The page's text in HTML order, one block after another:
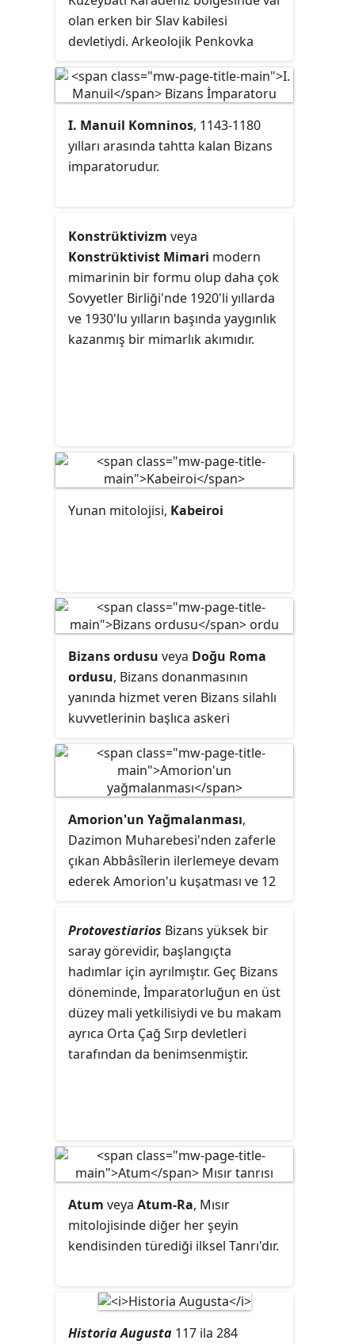
yorucu savaşlar iki rakip arasında
en son olarak Bizans İmparatorluğu
MS 627'de yapılan savaş ile sona
erdi ve bunu 632'den itibaren her iki
imparatorluğun topraklarının
büyük bölümünü ele geçiren
Müslüman Arapların akınları izledi.
olan erken bir Slav kabilesi
devletiydi. Arkeolojik Penkovka
I. Manuil Komninos, 1143-1180
yılları arasında tahtta kalan Bizans
imparatorudur.
Konstrüktivizm veya
Konstrüktivist Mimari modern
mimarinin bir formu olup daha çok
Sovyetler Birliği'nde 1920'li yıllarda
ve 1930'lu yılların başında yaygınlık
kazanmış bir mimarlık akımıdır.
Yunan mitolojisi, Kabeiroi
Bizans ordusu veya Doğu Roma
ordusu, Bizans donanmasının
yanında hizmet veren Bizans silahlı
kuvvetlerinin başlıca askeri
Amorion'un Yağmalanması,
Dazimon Muharebesi'nden zaferle
çıkan Abbâsîlerin ilerlemeye devam
ederek Amorion'u kuşatması ve 12
geçirerek yağmalaması olayı.
Protovestiarios Bizans yüksek bir
saray görevidir, başlangıçta
hadımlar için ayrılmıştır. Geç Bizans
döneminde, İmparatorluğun en üst
düzey mali yetkilisiydi ve bu makam
ayrıca Orta Çağ Sırp devletleri
tarafından da benimsenmiştir.
Atum veya Atum-Ra, Mısır
mitolojisinde diğer her şeyin
kendisinden türediği ilksel Tanrı'dır.
Historia Augusta 117 ila 284